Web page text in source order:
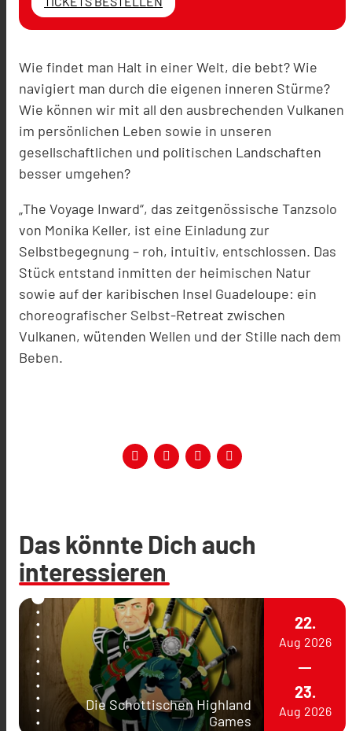
Wie findet man Halt in einer Welt, die bebt? Wie
navigiert man durch die eigenen inneren Stürme?
Wie können wir mit all den ausbrechenden Vulkanen
im persönlichen Leben sowie in unseren
gesellschaftlichen und politischen Landschaften
besser umgehen?
„The Voyage Inward“, das zeitgenössische Tanzsolo
von Monika Keller, ist eine Einladung zur
Selbstbegegnung – roh, intuitiv, entschlossen. Das
Stück entstand inmitten der heimischen Natur
sowie auf der karibischen Insel Guadeloupe: ein
choreografischer Selbst-Retreat zwischen
Vulkanen, wütenden Wellen und der Stille nach dem
Beben.
Das könnte Dich auch
interessieren
Die Schottischen Highland
Games
22.
Aug 2026
23.
Aug 2026